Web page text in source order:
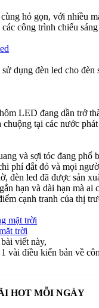
hỏ gọn, với nhiều
công trình chiếu sáng
dụng đèn led cho đèn
LED đang dần trở
tại các nước
và sợi tóc đang phổ
phí đắt đỏ và mọi
đèn led đã được sản
hạn và dài hạn mà ai
cạnh tranh của thị
trời
viết này,
vài điều kiển bản về
HOT MỖI NGÀY